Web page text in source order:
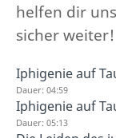
helfen dir
sicher weiter!
Iphigenie auf
Dauer: 04:59
Iphigenie auf
Dauer: 05:13